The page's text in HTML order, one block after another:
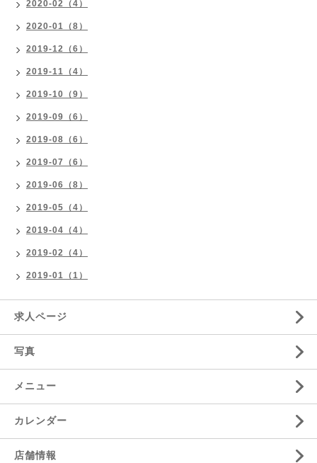
2020-02（4）
2020-01（8）
2019-12（6）
2019-11（4）
2019-10（9）
2019-09（6）
2019-08（6）
2019-07（6）
2019-06（8）
2019-05（4）
2019-04（4）
2019-02（4）
2019-01（1）
求人ページ
写真
メニュー
カレンダー
店舗情報